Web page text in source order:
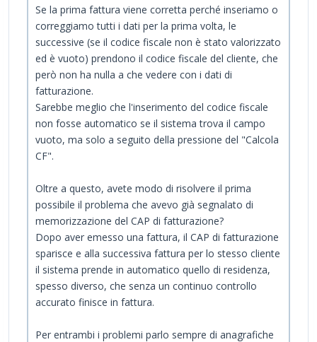
Se la prima fattura viene corretta perché inseriamo o
correggiamo tutti i dati per la prima volta, le
successive (se il codice fiscale non è stato valorizzato
ed è vuoto) prendono il codice fiscale del cliente, che
però non ha nulla a che vedere con i dati di
fatturazione.
Sarebbe meglio che l'inserimento del codice fiscale
non fosse automatico se il sistema trova il campo
vuoto, ma solo a seguito della pressione del "Calcola
CF".
Oltre a questo, avete modo di risolvere il prima
possibile il problema che avevo già segnalato di
memorizzazione del CAP di fatturazione?
Dopo aver emesso una fattura, il CAP di fatturazione
sparisce e alla successiva fattura per lo stesso cliente
il sistema prende in automatico quello di residenza,
spesso diverso, che senza un continuo controllo
accurato finisce in fattura.
Per entrambi i problemi parlo sempre di anagrafiche